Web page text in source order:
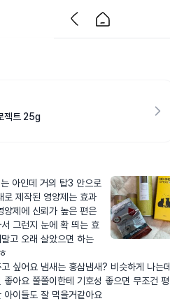
젝트 25g
아인데 거의 탑3 안으로
로 제작된 영양제는 효과
양제에 신뢰가 높은 편은
그런지 눈에 확 띄는 효
고 오래 살았으면 하는
싶어요 냄새는 홍삼냄새? 비슷하게 나는데
아요 쫄쫄이한테 기호성 좋으면 무조건 평
이들도 잘 먹을거같아요